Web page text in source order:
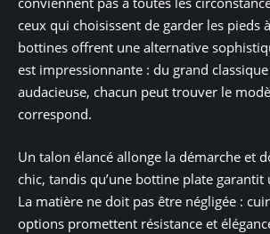
ceux qui choisissent de garder les pieds
bottines offrent une alternative
est impressionnante : du grand
audacieuse, chacun peut trouver le
correspond.
Un talon élancé allonge la démarche et
chic, tandis qu’une bottine plate
La matière ne doit pas être négligée :
options promettent résistance et